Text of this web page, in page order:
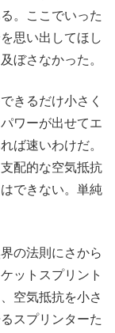
。ここでいった
思い出してほし
ぼさなかった。
きるだけ小さく
ワーが出せてエ
ば速いわけだ。
配的な空気抵抗
できない。単純
の法則にさから
ットスプリント
空気抵抗を小さ
スプリンターた